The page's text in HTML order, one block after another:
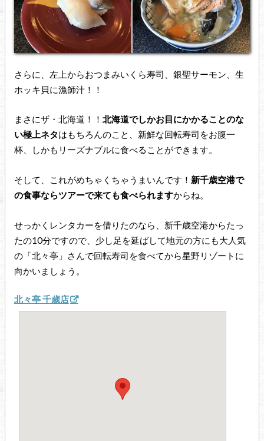
さらに、左上からおつまみいくら寿司、銀聖サーモン、生
ホッキ貝に漁師汁！！
まさにザ・北海道！！ 北海道でしかお目にかかることのな
い極上ネタはもちろんのこと、新鮮な回転寿司をお腹一
杯、しかもリーズナブルに食べることができます。
そして、これがめちゃくちゃうまいんです！ 新千歳空港で
の食事ならツアーで来ても食べられますからね。
せっかくレンタカーを借りたのなら、新千歳空港からたっ
たの10分ですので、少し足を延ばして地元の方にも大人気
の「北々亭」さんで回転寿司を食べてから星野リゾートに
向かいましょう。
北々亭 千歳店